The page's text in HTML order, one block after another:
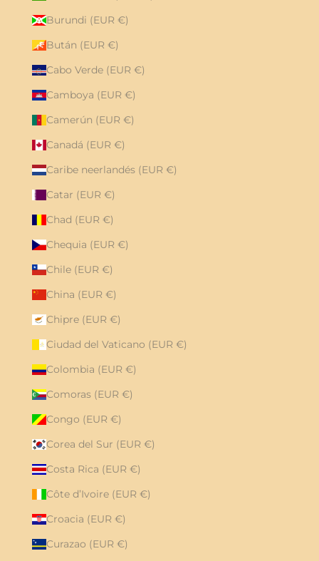
Burundi (EUR €)
Bután (EUR €)
Cabo Verde (EUR €)
Camboya (EUR €)
Camerún (EUR €)
Canadá (EUR €)
Caribe neerlandés (EUR €)
Catar (EUR €)
Chad (EUR €)
Chequia (EUR €)
Chile (EUR €)
China (EUR €)
Chipre (EUR €)
Ciudad del Vaticano (EUR €)
Colombia (EUR €)
Comoras (EUR €)
Congo (EUR €)
Corea del Sur (EUR €)
Costa Rica (EUR €)
Côte d’Ivoire (EUR €)
Croacia (EUR €)
Curazao (EUR €)